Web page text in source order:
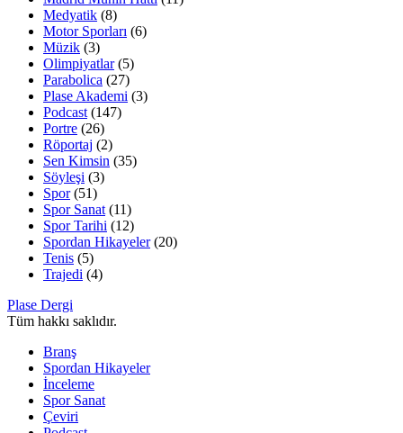
Medyatik (8)
Motor Sporları (6)
Müzik (3)
Olimpiyatlar(5)
Parabolica (27)
Plase Akademi (3)
Podcast (147)
Portre (26)
Röportaj (2)
Sen Kimsin (35)
Söyleşi (3)
Spor(51)
Spor Sanat (11)
Spor Tarihi (12)
Spordan Hikayeler(20)
Tenis (5)
Trajedi (4)
Plase Dergi
Tüm hakkı saklıdır.
Branş
Spordan Hikayeler
İnceleme
Spor Sanat
Çeviri